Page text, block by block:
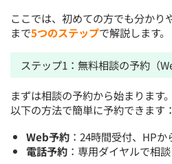
ここでは、初めての方でも分かり
まで5つのステップで解説します。
ステップ1：無料相談の予約（
まずは相談の予約から始まります
以下の方法で簡単に予約できます：
Web予約 ：24時間受付、HP
電話予約 ：専用ダイヤルで相